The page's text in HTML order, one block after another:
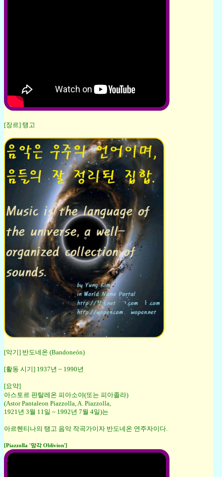
[장르] 탱고
[악기] 반도네온 (Bandoneón)
[활동 시기] 1937년 ~ 1990년
[요약]
아스토르 판탈레온 피아소야(또는 피아졸라)
(Astor Pantaleon Piazzolla, A. Piazzolla,
1921년 3월 11일 ~ 1992년 7월 4일)는
아르헨티나의 탱고 음악 작곡가이자 반도네온 연주자이다.
[Piazzolla '망각 Oblivion']